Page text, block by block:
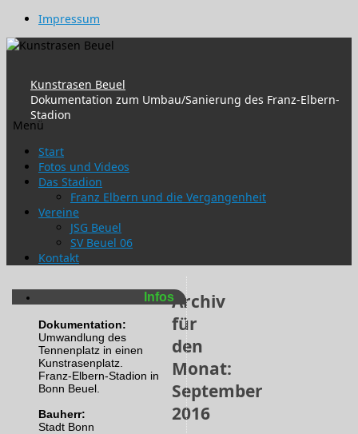
Impressum
Kunstrasen Beuel
Dokumentation zum Umbau/Sanierung des Franz-Elbern-
Stadion
Menü
Zum
Inhalt
springen
Start
Fotos und Videos
Das Stadion
Franz Elbern und die Vergangenheit
Vereine
JSG Beuel
SV Beuel 06
Kontakt
Archiv
für
den
Monat:
September
2016
Infos
Dokumentation:
Umwandlung des
Tennenplatz in einen
Kunstrasenplatz.
Franz-Elbern-Stadion in
Bonn Beuel.
Bauherr:
Stadt Bonn